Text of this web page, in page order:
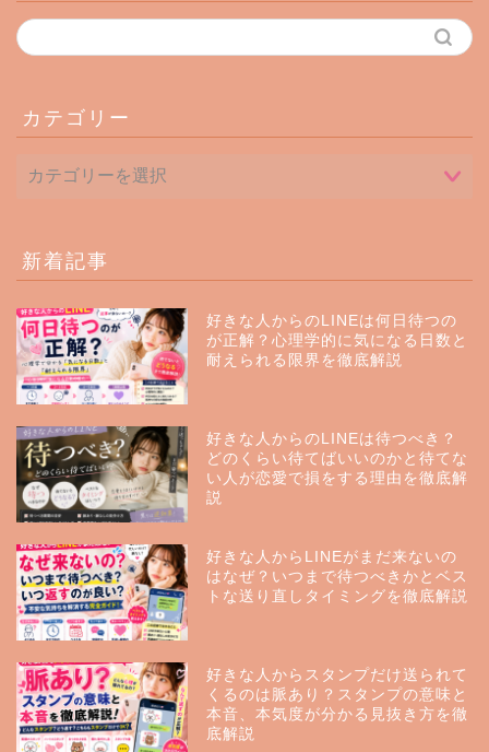
カテゴリー
新着記事
好きな人からのLINEは何日待つの
が正解？心理学的に気になる日数と
耐えられる限界を徹底解説
好きな人からのLINEは待つべき？
どのくらい待てばいいのかと待てな
い人が恋愛で損をする理由を徹底解
説
好きな人からLINEがまだ来ないの
はなぜ？いつまで待つべきかとベス
トな送り直しタイミングを徹底解説
好きな人からスタンプだけ送られて
くるのは脈あり？スタンプの意味と
本音、本気度が分かる見抜き方を徹
底解説